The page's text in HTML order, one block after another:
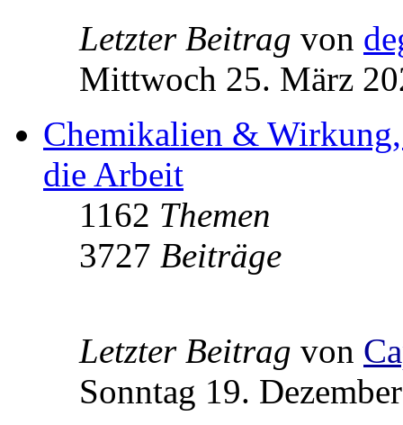
Letzter Beitrag von
Mittwoch 25. März
Chemikalien &
die Arbeit
1162 Themen
3727 Beiträge
Letzter Beitrag von
Sonntag 19.